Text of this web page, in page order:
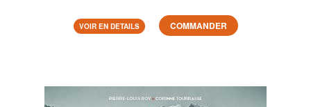
VOIR EN DETAILS COMMANDER